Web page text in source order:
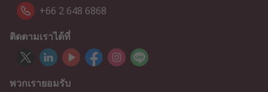
+66 2 648 6868
ติดตามเราได้ที่
พวกเรายอมรับ